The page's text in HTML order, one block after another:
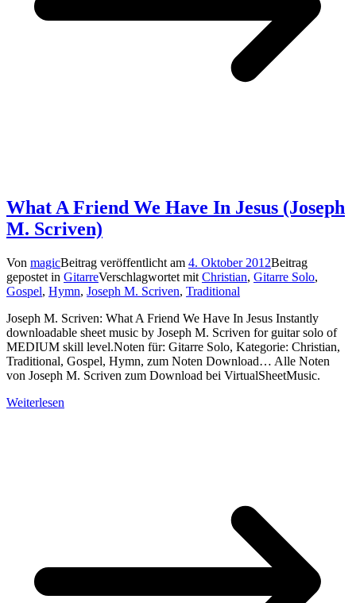
What A Friend We Have In Jesus (Joseph
M. Scriven)
Von magicBeitrag veröffentlicht am 4. Oktober 2012Beitrag
gepostet in GitarreVerschlagwortet mit Christian, Gitarre Solo,
Gospel, Hymn, Joseph M. Scriven, Traditional
Joseph M. Scriven: What A Friend We Have In Jesus Instantly
downloadable sheet music by Joseph M. Scriven for guitar solo of
MEDIUM skill level.Noten für: Gitarre Solo, Kategorie: Christian,
Traditional, Gospel, Hymn, zum Noten Download… Alle Noten
von Joseph M. Scriven zum Download bei VirtualSheetMusic.
Weiterlesen